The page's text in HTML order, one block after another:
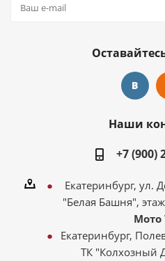
Наши
+7 (900)
Екатеринбург, ул.
"Белая Башня",
Мото
Екатеринбург,
ТК "Колхозный